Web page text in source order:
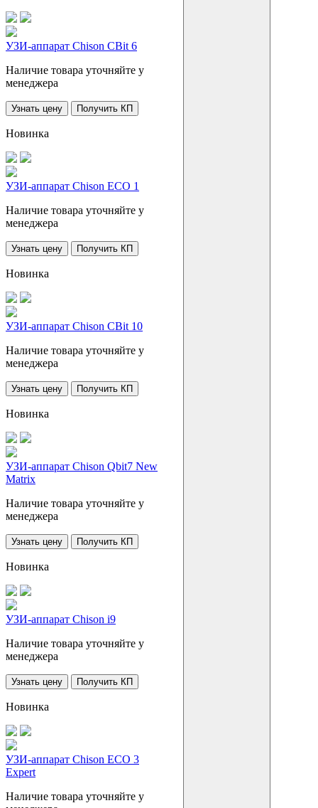
УЗИ-аппарат Chison CBit 6
Наличие товара уточняйте у
менеджера
Узнать цену Получить КП
Новинка
УЗИ-аппарат Chison ECO 1
Наличие товара уточняйте у
менеджера
Узнать цену Получить КП
Новинка
УЗИ-аппарат Chison CBit 10
Наличие товара уточняйте у
менеджера
Узнать цену Получить КП
Новинка
УЗИ-аппарат Chison Qbit7 New
Matrix
Наличие товара уточняйте у
менеджера
Узнать цену Получить КП
Новинка
УЗИ-аппарат Chison i9
Наличие товара уточняйте у
менеджера
Узнать цену Получить КП
Новинка
УЗИ-аппарат Chison ECO 3
Expert
Наличие товара уточняйте у